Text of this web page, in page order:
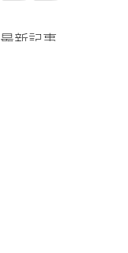
最新記事